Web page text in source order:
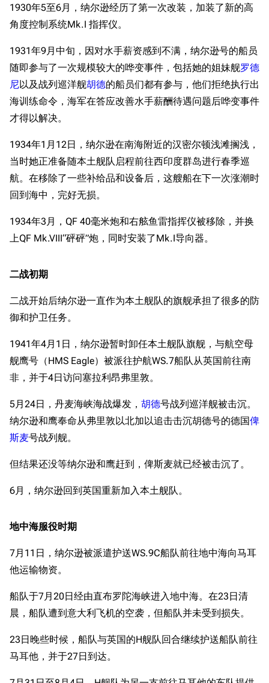
1930年5至6月，纳尔逊经历了第一次改装，加装了新的高
角度控制系统Mk.I 指挥仪。
1931年9月中旬，因对水手薪资感到不满，纳尔逊号的船员
随即参与了一次规模较大的哗变事件，包括她的姐妹舰罗德
尼以及战列巡洋舰胡德的船员们都有参与，他们拒绝执行出
海训练命令，海军在答应改善水手薪酬待遇问题后哗变事件
才得以解决。
1934年1月12日，纳尔逊在南海附近的汉密尔顿浅滩搁浅，
当时她正准备随本土舰队启程前往西印度群岛进行春季巡
航。在移除了一些补给品和设备后，这艘船在下一次涨潮时
回到海中，完好无损。
1934年3月，QF 40毫米炮和右舷鱼雷指挥仪被移除，并换
上QF Mk.VIII“砰砰”炮，同时安装了Mk.I导向器。
二战初期
二战开始后纳尔逊一直作为本土舰队的旗舰承担了很多的防
御和护卫任务。
1941年4月1日，纳尔逊暂时卸任本土舰队旗舰，与航空母
舰鹰号（HMS Eagle）被派往护航WS.7船队从英国前往南
非，并于4日访问塞拉利昂弗里敦。
5月24日，丹麦海峡海战爆发， 胡德号战列巡洋舰被击沉。
纳尔逊和鹰奉命从弗里敦以北加以追击击沉胡德号的德国俾
斯麦号战列舰。
但结果还没等纳尔逊和鹰赶到，俾斯麦就已经被击沉了。
6月，纳尔逊回到英国重新加入本土舰队。
地中海服役时期
7月11日，纳尔逊被派遣护送WS.9C船队前往地中海向马耳
他运输物资。
船队于7月20日经由直布罗陀海峡进入地中海。在23日清
晨，船队遭到意大利飞机的空袭，但船队并未受到损失。
23日晚些时候，船队与英国的H舰队回合继续护送船队前往
马耳他，并于27日到达。